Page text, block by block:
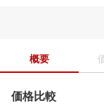
概要
価格比較